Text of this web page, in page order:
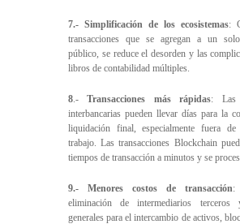
7.- Simplificación de los ecosistemas:
transacciones que se agregan a un
público, se reduce el desorden y las
libros de contabilidad múltiples.
8.-Transacciones más rápidas: Las
interbancarias pueden llevar días para la
liquidación final, especialmente fuera
trabajo. Las transacciones Blockchain
tiempos de transacción a minutos y se
9.- Menores costos de transacción:
eliminación de intermediarios
generales para el intercambio de activos,